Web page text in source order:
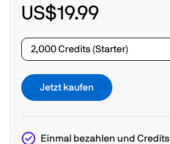
US$19.99
Jetzt kaufen
Einmal bezahlen und